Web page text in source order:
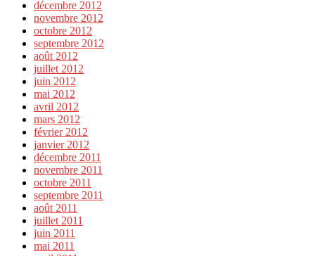
décembre 2012
novembre 2012
octobre 2012
septembre 2012
août 2012
juillet 2012
juin 2012
mai 2012
avril 2012
mars 2012
février 2012
janvier 2012
décembre 2011
novembre 2011
octobre 2011
septembre 2011
août 2011
juillet 2011
juin 2011
mai 2011